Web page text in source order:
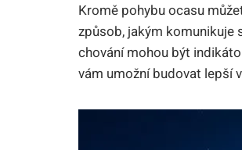
Kromě pohybu ocasu
způsob, jakým komunikuje
chování mohou být
vám umožní budovat lepší